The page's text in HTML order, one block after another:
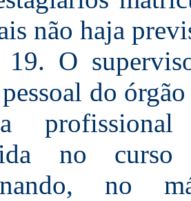
não haja
O
do
no
no